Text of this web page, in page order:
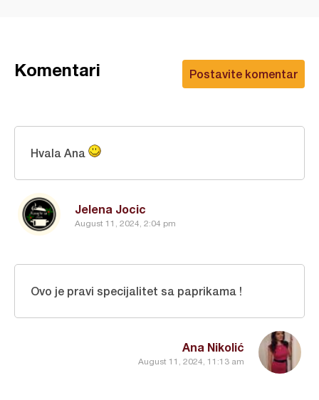
Postavite komentar
Komentari
Jelena Jocic
August 11, 2024, 2:04 pm
Hvala Ana
Ana Nikolić
August 11, 2024, 11:13 am
Ovo je pravi specijalitet sa paprikama !